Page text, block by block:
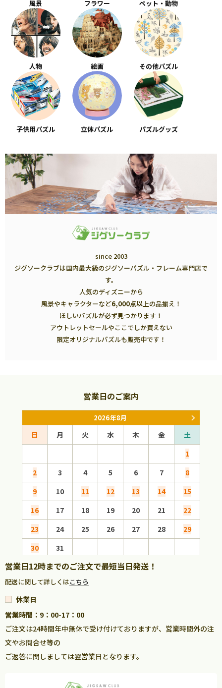
風景 フラワー ペット・動物
人物 絵画 その他パズル
子供用パズル 立体パズル パズルグッズ
since 2003
ジグソークラブは国内最大級のジグソーパズル・フレーム専門店で
す。
人気のディズニーから
風景やキャラクターなど6,000点以上の品揃え！
ほしいパズルが必ず見つかります！
アウトレットセールやここでしか買えない
限定オリジナルパズルも販売中です！
営業日のご案内
2026年8月
日 月 火 水 木 金
土
1
2
3 4 5 6 7
8
9
10 11 12 13 14
15
16
17 18 19 20 21
22
23
24 25 26 27 28
29
30
31
営業日12時までのご注文で最短当日発送！
配送に関して詳しくはこちら
休業日
営業時間：9：00-17：00
ご注文は24時間年中無休で受け付けておりますが、営業時間外の注
文やお問合せ等の
ご返答に関しましては翌営業日となります。